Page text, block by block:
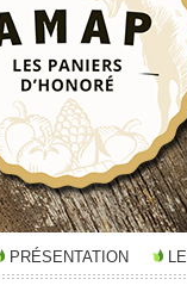
PRÉSENTATION